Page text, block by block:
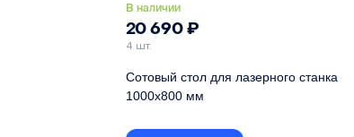
В наличии
20 690₽
4 шт.
Сотовый стол для лазерного станка
1000х800 мм
Габариты стола указаны по внешней рамке,